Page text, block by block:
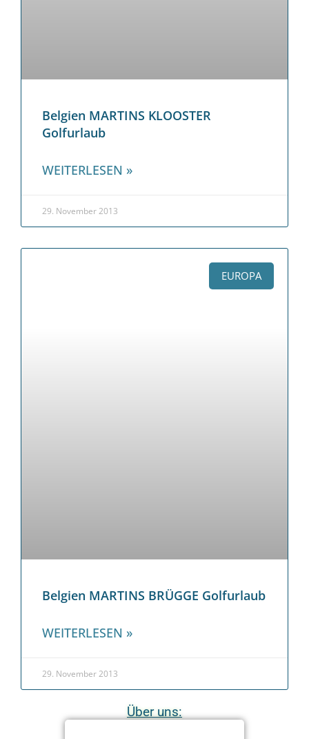
Belgien MARTINS KLOOSTER
Golfurlaub
WEITERLESEN »
29. November 2013
EUROPA
Belgien MARTINS BRÜGGE Golfurlaub
WEITERLESEN »
29. November 2013
Über uns: